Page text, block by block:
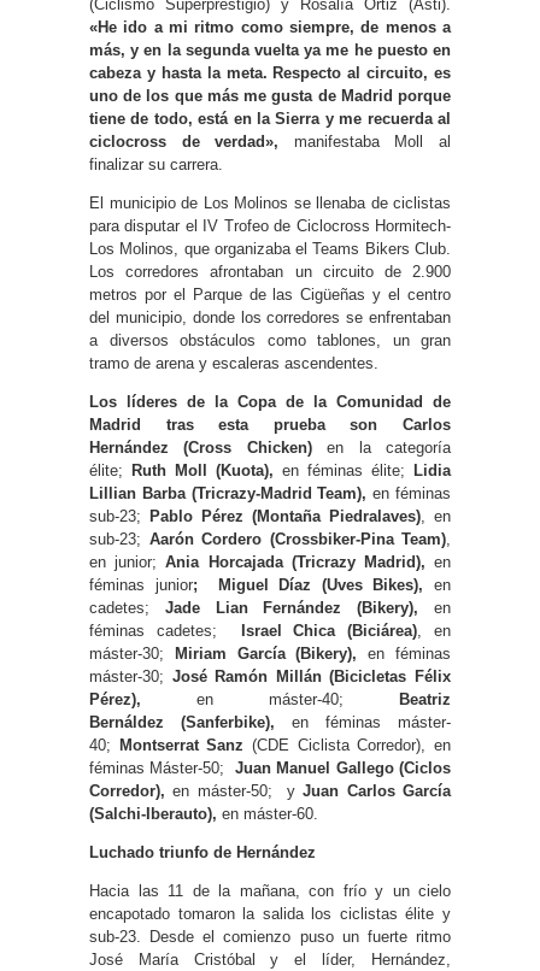
(Ciclismo Superprestigio) y Rosalía Ortiz (Asti).
«He ido a mi ritmo como siempre, de menos a
más, y en la segunda vuelta ya me he puesto en
cabeza y hasta la meta. Respecto al circuito, es
uno de los que más me gusta de Madrid porque
tiene de todo, está en la Sierra y me recuerda al
ciclocross de verdad», manifestaba Moll al
finalizar su carrera.
El municipio de Los Molinos se llenaba de ciclistas
para disputar el IV Trofeo de Ciclocross Hormitech-
Los Molinos, que organizaba el Teams Bikers Club.
Los corredores afrontaban un circuito de 2.900
metros por el Parque de las Cigüeñas y el centro
del municipio, donde los corredores se enfrentaban
a diversos obstáculos como tablones, un gran
tramo de arena y escaleras ascendentes.
Los líderes de la Copa de la Comunidad de
Madrid tras esta prueba son Carlos
Hernández
(Cross Chicken)en la categoría
élite;
Ruth Moll (Kuota), en féminas élite;
Lidia
Lillian Barba (Tricrazy-Madrid Team), en féminas
sub-23;
Pablo Pérez (Montaña Piedralaves) , en
sub-23; Aarón Cordero (Crossbiker-Pina Team)
en junior;Ania Horcajada (Tricrazy Madrid), en
féminas junior; Miguel Díaz (Uves Bikes),en
cadetes; Jade Lian Fernández (Bikery),en
féminas cadetes;
Israel Chica (Biciárea) , en
máster-30;
Miriam García (Bikery), en féminas
máster-30; José Ramón Millán (Bicicletas Félix
Pérez), en máster-40;
Beatriz
Bernáldez
(Sanferbike), en féminas máster-
40;
Montserrat Sanz(CDE Ciclista Corredor), en
féminas Máster-50;
Juan Manuel Gallego (Ciclos
Corredor), en máster-50; yJuan Carlos García
(Salchi-Iberauto), en máster-60.
Luchado triunfo de Hernández
Hacia las 11 de la mañana, con frío y un cielo
encapotado tomaron la salida los ciclistas élite y
sub-23. Desde el comienzo puso un fuerte ritmo
José María Cristóbal y el líder, Hernández,